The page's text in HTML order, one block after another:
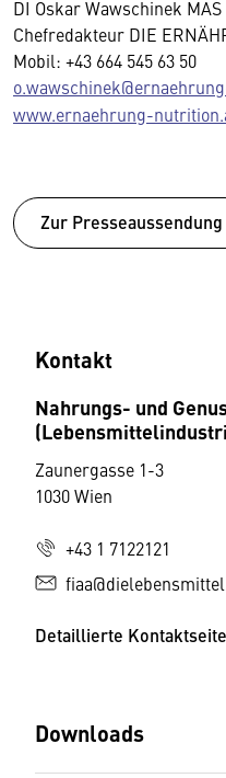
DI Oskar Wawschinek MAS
Chefredakteur DIE
Mobil: +43 664 545 63 50
www.ernaehrung-
Zur Presseaussendung
Kontakt
Nahrungs- und
Zaunergasse 1-3
1030 Wien
+43 1 7122121
Detaillierte Kontaktseite
Downloads